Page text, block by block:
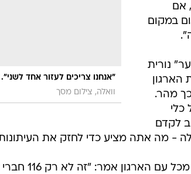
"אנחנו צריכים לעזור אחד
וואלה, צילום מסך
אם
במקום
נורית
הארגון
מהר.
כלי
לקדם
- מה אתה מציע כדי לחזק את
עיתונאי "גלובס"